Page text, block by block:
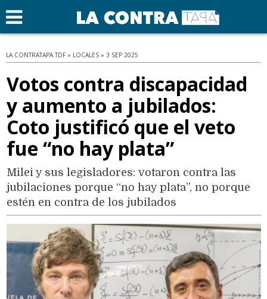
LA CONTRATAPA TDF » LOCALES » 3 SEP 2025
Votos contra discapacidad
y aumento a jubilados:
Coto justificó que el veto
fue “no hay plata”
Milei y sus legisladores: votaron contra las
jubilaciones porque “no hay plata”, no porque
estén en contra de los jubilados